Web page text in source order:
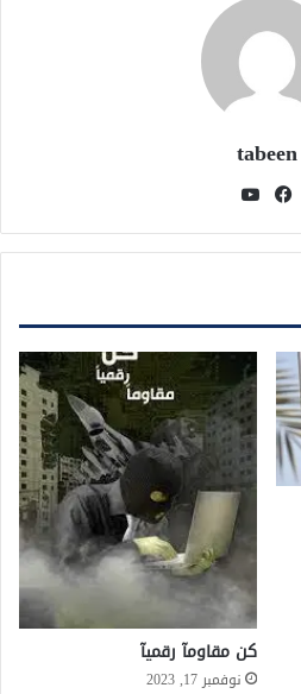
tabeen
فيسبوك
كن مقاومآ رقميآ
نوفمبر 17, 2023